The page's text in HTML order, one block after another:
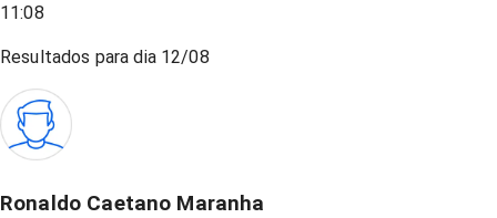
11:08
Resultados para dia 12/08
Ronaldo Caetano Maranha